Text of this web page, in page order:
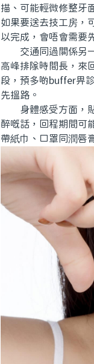
描、可能輕微修整牙
如果要送去技工房，
以完成，會唔會需要
交通同過關係另一
高峰排隊時間長，來
段，預多啲buffer畀
先搵路。
身體感受方面，貼
醉嘅話，回程期間可
帶紙巾、口罩同潤唇